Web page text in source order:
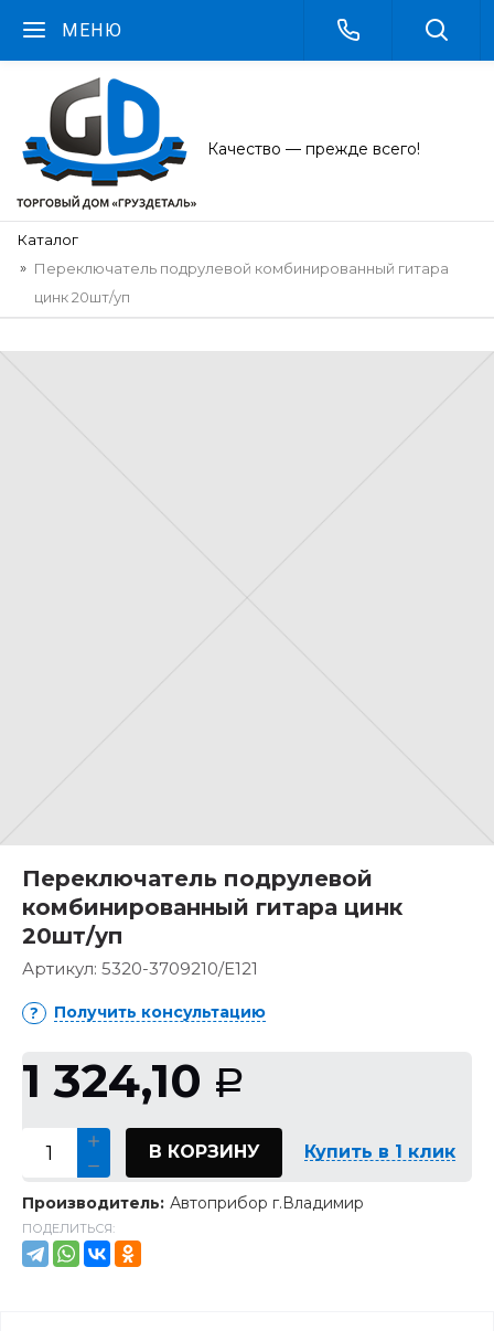
МЕНЮ
Качество — прежде всего!
Каталог
Переключатель подрулевой комбинированный гитара
цинк 20шт/уп
Переключатель подрулевой
комбинированный гитара цинк
20шт/уп
Артикул: 5320-3709210/E121
Получить консультацию
1 324,10 Р
В КОРЗИНУ Купить в 1 клик
Производитель: Автоприбор г.Владимир
ПОДЕЛИТЬСЯ: